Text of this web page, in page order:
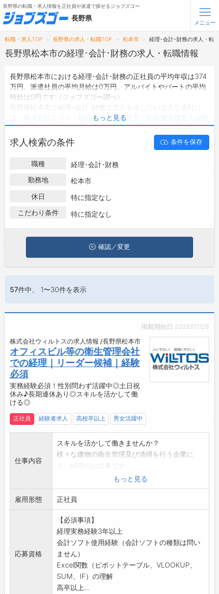
無料会員登録 ログイン
メニュー
トップ
タップで簡単に求人を探す
【初めての方へ】
長野県の求人検索で選ばれる理由
転職支援サービス
お問い合わせ
よくあるご質問
長野県の転職・求人情報を正社員や派遣で探せるジョブズゴー
長野県
メニュー
転職・求人TOP 長野県の求人・転職TOP 松本市 経理･会計･財務の求人・転
長野県松本市の経理･会計･財務の求人・転職情報
長野県松本市における経理･会計･財務の正社員の平均年収は374
万円、派遣社員の平均月給は0万円、アルバイトやパートの平均
時給は0円です（ジョブズゴー調べ）。
税理士法人未来経営
施設組合などがあり、未経験や短期等ご希望の条件で絞り込みが
できます。
長野県松本市の地域密着型の求人サイトであるジョブズゴーでは
長野県松本市の求人情報を44件取り扱っており、そのうち
員の求人は37件、 派遣社員の求人は2件、
は0件です。
第二新卒から50代・60代以上の方の再就職も可能です。 長野県
松本市で経理･会計･財務の求人・転職情報を探している方は、ぜ
ひ興味のある職種に応募してみてくださいね。
もっと見る
求人検索の条件 条件を保存
職種
経理･会計･財務
勤務地
松本市
休日
特に指定なし
こだわり条件
特に指定なし
確認／変更
57件中、 1〜30件を表示
掲載開始日:2026/07/28
株式会社ウィルトスの求人情報 /長野県松本市
オフィスビル等の衛生管理会社
での経理｜リーダー候補｜経験
必須
実務経験必須！性別問わず活躍中◎土日祝
休み♪長期連休あり◎スキルを活かして働
ける◎
正社員 経験者求人 高校卒以上 男女活躍中
仕事内容
スキルを活かして働きませんか？
様々な建物の衛生管理及び清掃を行う企業に
■総務経理事務
・現金、預金の管理
・伝票の起票、整理
・従業員の立替経費精算
・現金出納管理
・売上の計上
・取引先への請求、回収、支払
・月次決算
・年次決算
・税務申告 など経理財務管理の業務がメイン
もっと見る
雇用形態 正社員
応募資格
【必須事項】
経理実務経験3年以上
会計ソフト使用経験（会計ソフトの種類は問い
ません）
Excel関数（ピポットテーブル、VLOOKUP、
SUM、IF）の理解
高卒以上...